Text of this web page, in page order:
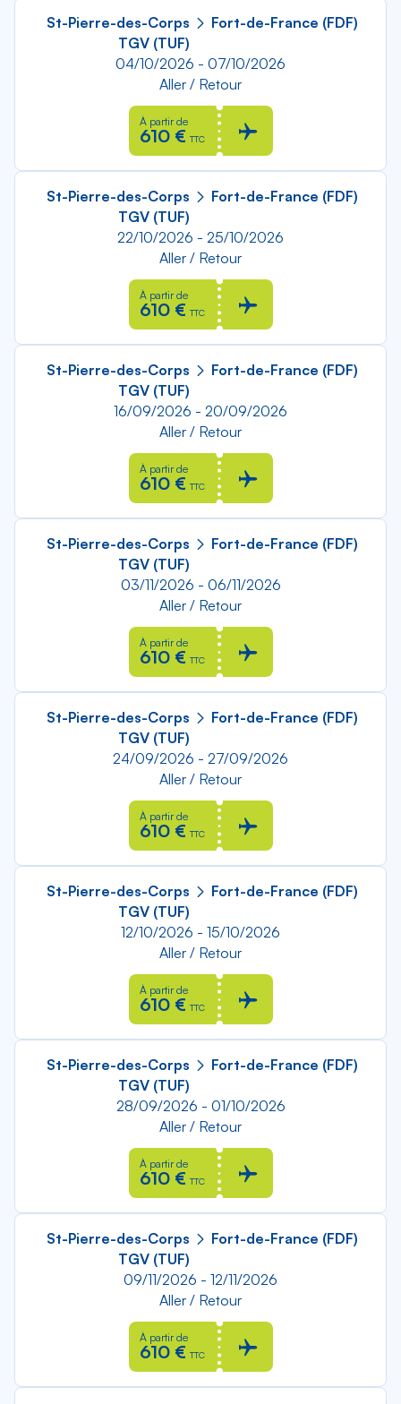
St-Pierre-des-Corps
TGV (TUF)
Fort-de-France (FDF)
04/10/2026 - 07/10/2026
Aller / Retour
À partir de
610 € TTC
St-Pierre-des-Corps
TGV (TUF)
Fort-de-France (FDF)
22/10/2026 - 25/10/2026
Aller / Retour
À partir de
610 € TTC
St-Pierre-des-Corps
TGV (TUF)
Fort-de-France (FDF)
16/09/2026 - 20/09/2026
Aller / Retour
À partir de
610 € TTC
St-Pierre-des-Corps
TGV (TUF)
Fort-de-France (FDF)
03/11/2026 - 06/11/2026
Aller / Retour
À partir de
610 € TTC
St-Pierre-des-Corps
TGV (TUF)
Fort-de-France (FDF)
24/09/2026 - 27/09/2026
Aller / Retour
À partir de
610 € TTC
St-Pierre-des-Corps
TGV (TUF)
Fort-de-France (FDF)
12/10/2026 - 15/10/2026
Aller / Retour
À partir de
610 € TTC
St-Pierre-des-Corps
TGV (TUF)
Fort-de-France (FDF)
28/09/2026 - 01/10/2026
Aller / Retour
À partir de
610 € TTC
St-Pierre-des-Corps
TGV (TUF)
Fort-de-France (FDF)
09/11/2026 - 12/11/2026
Aller / Retour
À partir de
610 € TTC